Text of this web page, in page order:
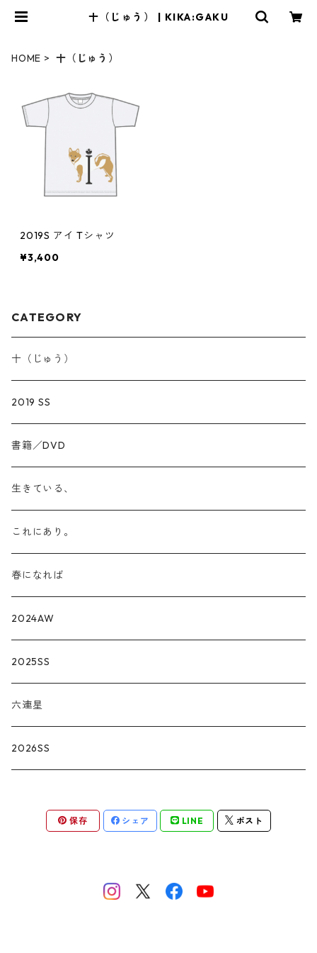
十（じゅう） | KIKA:GAKU
HOME 十（じゅう）
2019S アイ Tシャツ
¥3,400
CATEGORY
十（じゅう）
2019 SS
書籍／DVD
生きている、
これにあり。
春になれば
2024AW
2025SS
六連星
2026SS
保存 シェア LINE ポスト